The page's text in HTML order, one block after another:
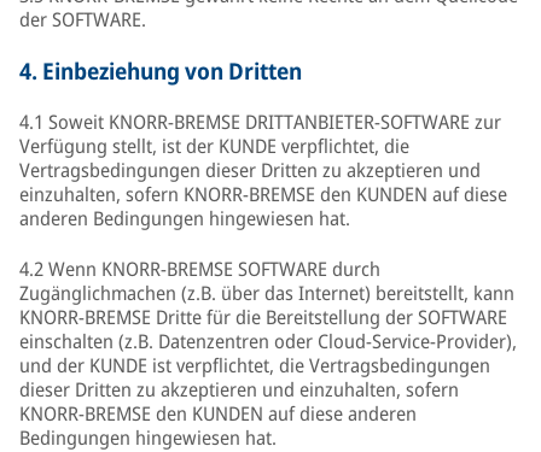
der SOFTWARE.
4. Einbeziehung von Dritten
4.1 Soweit KNORR-BREMSE DRITTANBIETER-SOFTWARE zur
Verfügung stellt, ist der KUNDE verpflichtet, die
Vertragsbedingungen dieser Dritten zu akzeptieren und
einzuhalten, sofern KNORR-BREMSE den KUNDEN auf diese
anderen Bedingungen hingewiesen hat.
4.2 Wenn KNORR-BREMSE SOFTWARE durch
Zugänglichmachen (z.B. über das Internet) bereitstellt, kann
KNORR-BREMSE Dritte für die Bereitstellung der SOFTWARE
einschalten (z.B. Datenzentren oder Cloud-Service-Provider),
und der KUNDE ist verpflichtet, die Vertragsbedingungen
dieser Dritten zu akzeptieren und einzuhalten, sofern
KNORR-BREMSE den KUNDEN auf diese anderen
Bedingungen hingewiesen hat.